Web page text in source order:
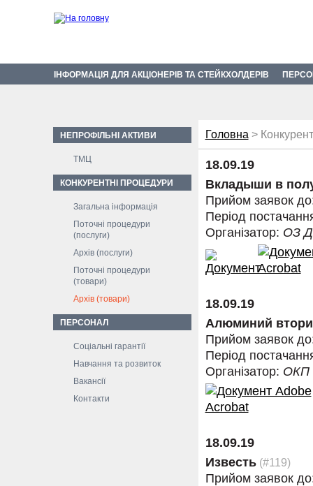
ІНФОРМАЦІЯ ДЛЯ АКЦІОНЕРІВ ТА СТЕЙКХОЛДЕРІВ
НЕПРОФІЛЬНІ АКТИВИ
ТМЦ
КОНКУРЕНТНІ ПРОЦЕДУРИ
Загальна інформація
Поточні процедури
(послуги)
Архів (послуги)
Поточні процедури
(товари)
Архів (товари)
ПЕРСОНАЛ
Соціальні гарантії
Навчання та розвиток
Вакансії
Контакти
Головна >
18.09.19
Вкладыши в
Прийом заявок
Період
Організатор: ОЗ
18.09.19
Алюминий
Прийом заявок
Період
Організатор: ОКП
18.09.19
Известь(#119)
Прийом заявок